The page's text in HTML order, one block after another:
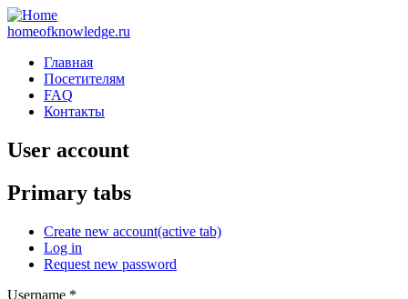
homeofknowledge.ru
Главная
Посетителям
FAQ
Контакты
User account
Primary tabs
Create new account(active tab)
Log in
Request new password
Username *